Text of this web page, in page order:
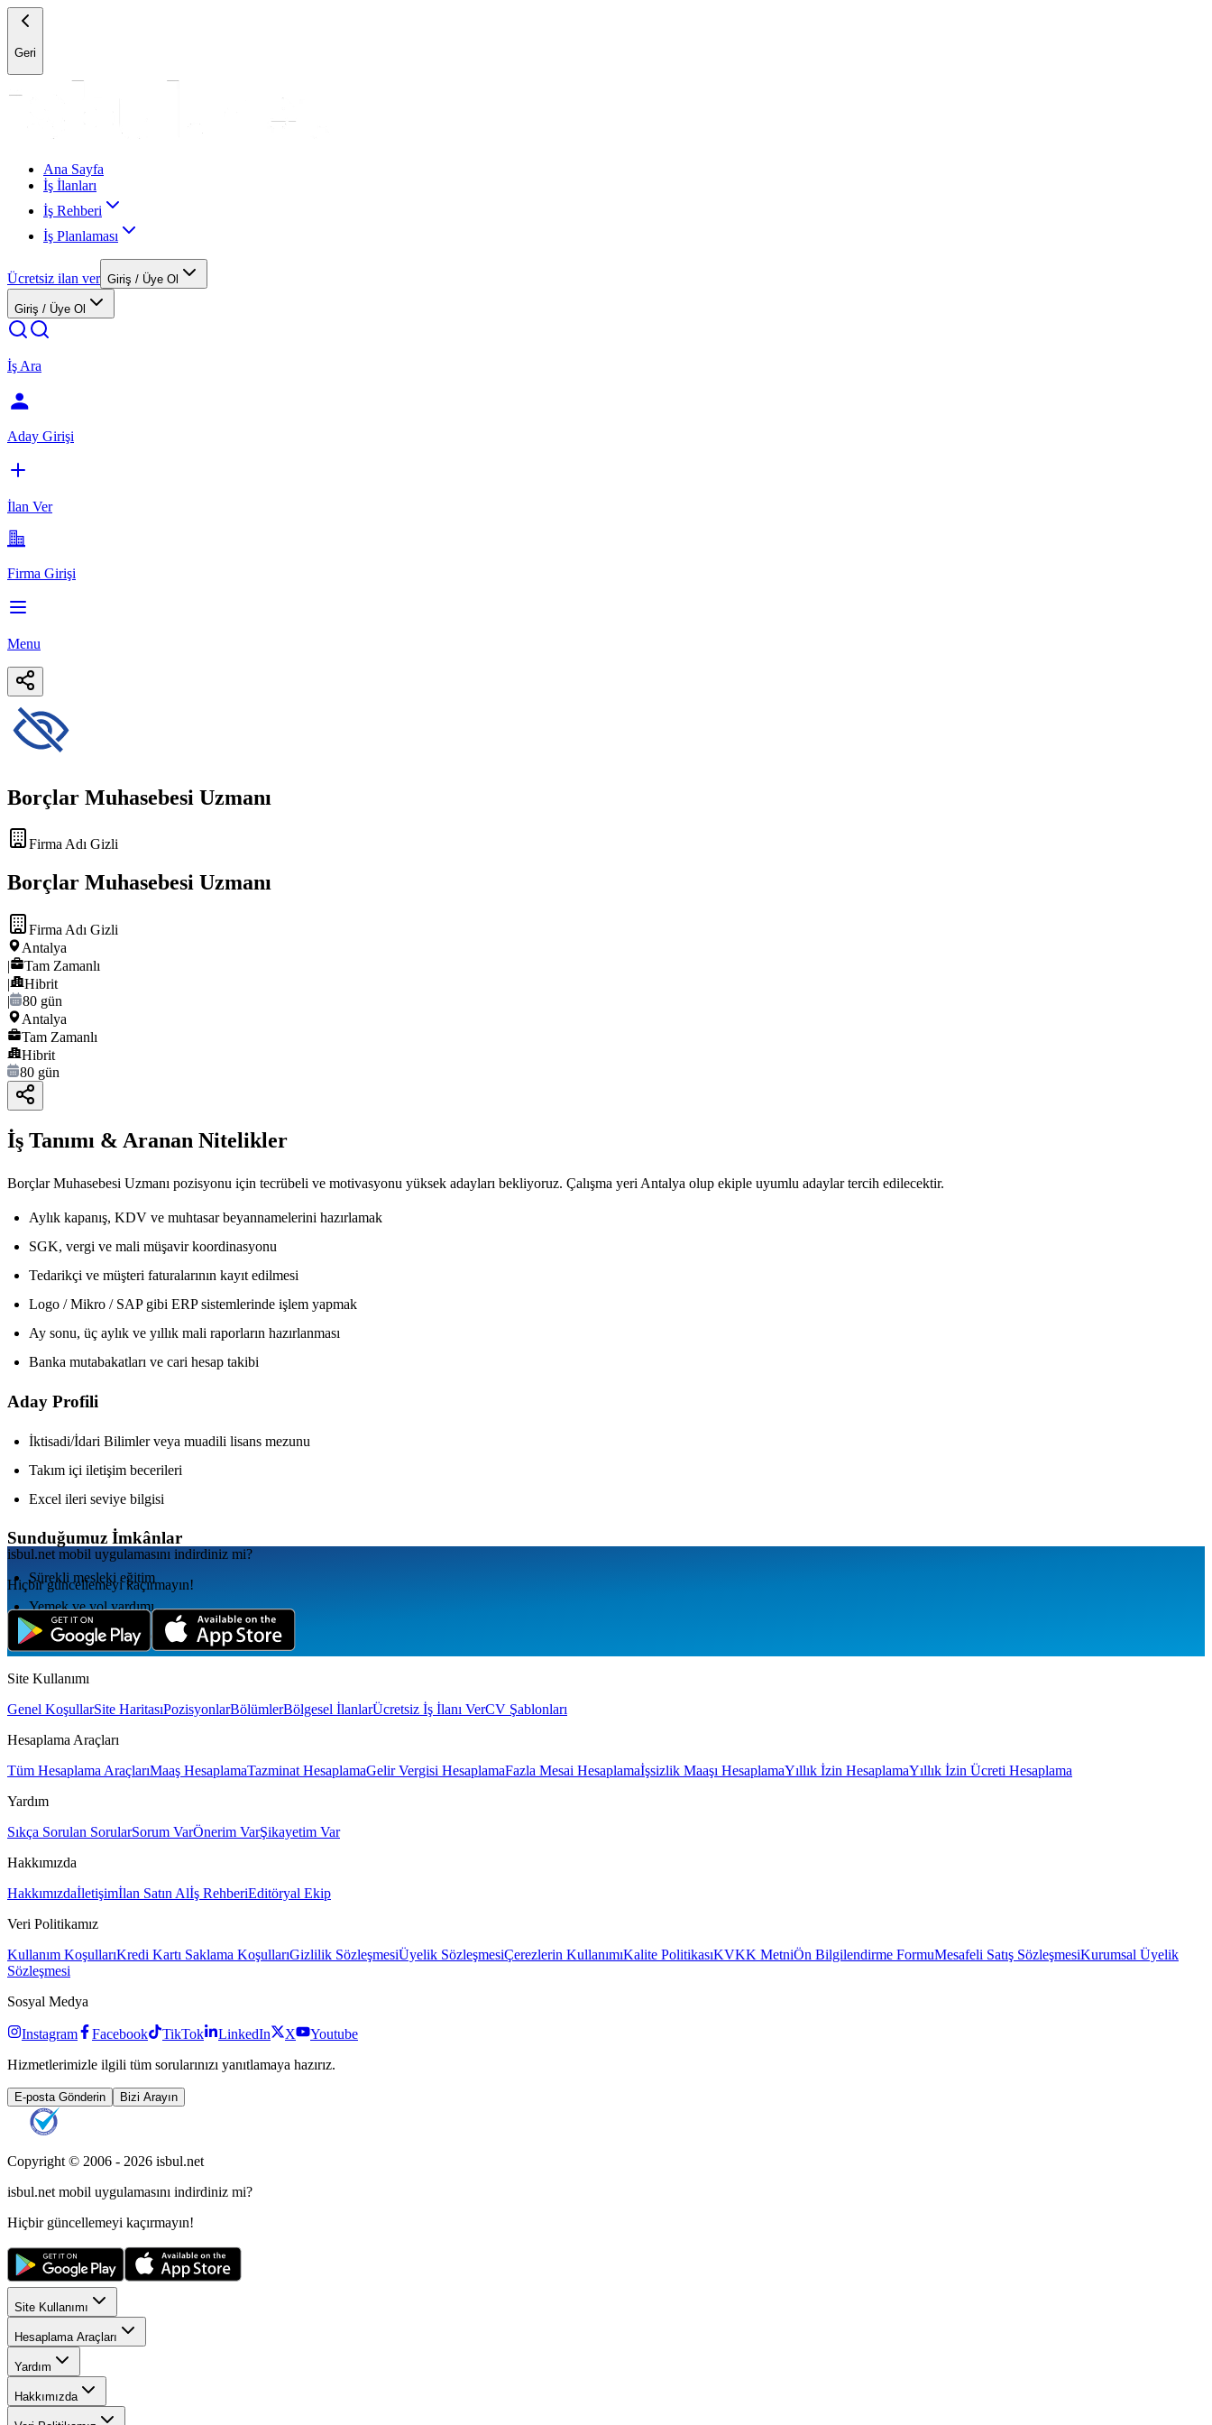
Geri
Ana Sayfa
İş İlanları
İş Rehberi
İş Planlaması
Ücretsiz ilan ver Giriş / Üye Ol
Giriş / Üye Ol
İş Ara
Aday Girişi
İlan Ver
Firma Girişi
Menu
Borçlar Muhasebesi Uzmanı
Firma Adı Gizli
Borçlar Muhasebesi Uzmanı
Firma Adı Gizli
Antalya
|
Tam Zamanlı
|
Hibrit
|
80 gün
Antalya
Tam Zamanlı
Hibrit
80 gün
İş Tanımı & Aranan Nitelikler
Borçlar Muhasebesi Uzmanı pozisyonu için tecrübeli ve motivasyonu yüksek adayları bekliyoruz. Çalışma yeri Antalya olup ekiple uyumlu adaylar tercih edilecektir.
Aylık kapanış, KDV ve muhtasar beyannamelerini hazırlamak
SGK, vergi ve mali müşavir koordinasyonu
Tedarikçi ve müşteri faturalarının kayıt edilmesi
Logo / Mikro / SAP gibi ERP sistemlerinde işlem yapmak
Ay sonu, üç aylık ve yıllık mali raporların hazırlanması
Banka mutabakatları ve cari hesap takibi
Aday Profili
İktisadi/İdari Bilimler veya muadili lisans mezunu
Takım içi iletişim becerileri
Excel ileri seviye bilgisi
Sunduğumuz İmkânlar
Sürekli mesleki eğitim
Yemek ve yol yardımı
Tam zamanlı, iş yerinde
isbul.net mobil uygulamаsını indirdiniz mi?
Hiçbir güncellemeyi kaçırmayın!
Site Kullanımı
Genel KoşullarSite HaritasıPozisyonlarBölümlerBölgesel İlanlarÜcretsiz İş İlanı VerCV Şablonları
Hesaplama Araçları
Tüm Hesaplama AraçlarıMaaş HesaplamaTazminat HesaplamaGelir Vergisi HesaplamaFazla Mesai Hesaplamaİşsizlik Maaşı HesaplamaYıllık İzin HesaplamaYıllık İzin Ücreti Hesaplama
Yardım
Sıkça Sorulan SorularSorum VarÖnerim VarŞikayetim Var
Hakkımızda
Hakkımızdaİletişimİlan Satın Alİş RehberiEditöryal Ekip
Veri Politikamız
Kullanım KoşullarıKredi Kartı Saklama KoşullarıGizlilik SözleşmesiÜyelik SözleşmesiÇerezlerin KullanımıKalite PolitikasıKVKK MetniÖn Bilgilendirme FormuMesafeli Satış SözleşmesiKurumsal Üyelik
Sözleşmesi
Sosyal Medya
Instagram Facebook TikTok LinkedIn X
Youtube
Hizmetlerimizle ilgili tüm sorularınızı yanıtlamaya hazırız.
E-posta Gönderin Bizi Arayın
Copyright © 2006 - 2026 isbul.net
isbul.net mobil uygulamasını indirdiniz mi?
Hiçbir güncellemeyi kaçırmayın!
Site Kullanımı
Hesaplama Araçları
Yardım
Hakkımızda